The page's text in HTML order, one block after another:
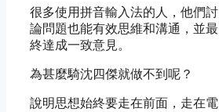
很多使用拼音輸入法的人，他們討
論問題也能有效思維和溝通，並最
終達成一致意見。
為甚麼騎沈四傑就做不到呢？
說明思想始終要走在前面，走在電